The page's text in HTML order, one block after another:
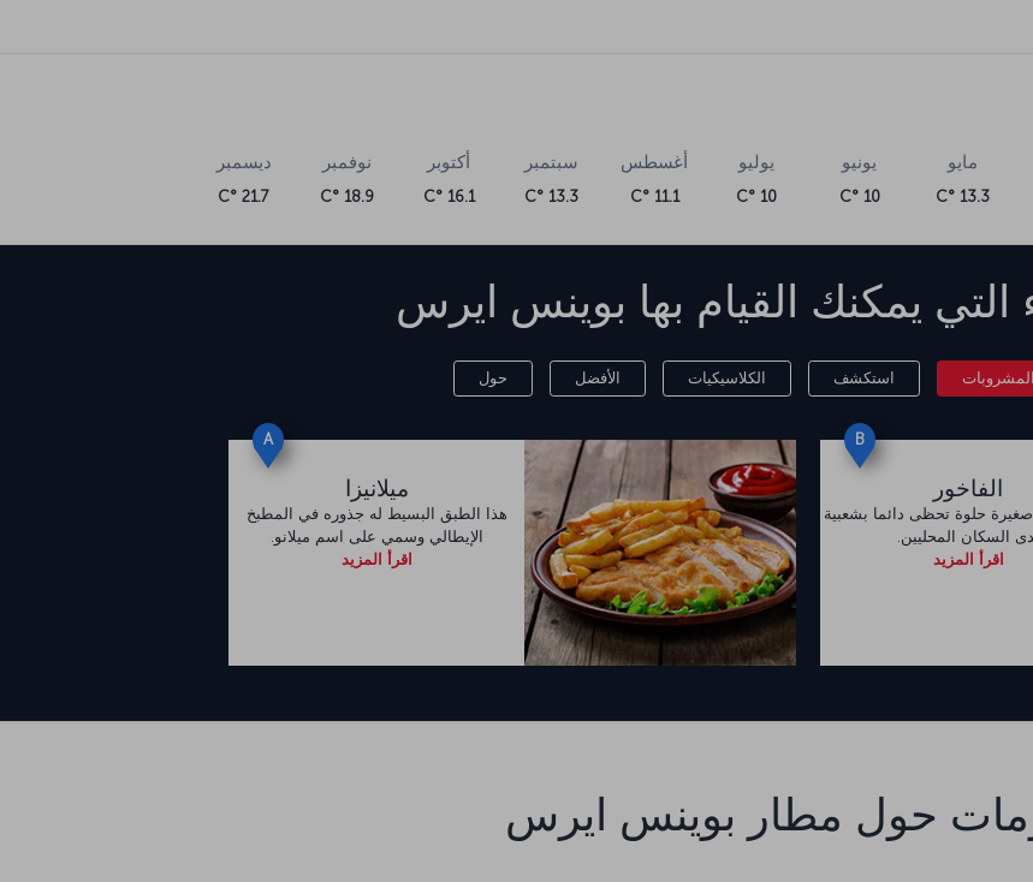
مايو
13.3 °C
يونيو
10 °C
يوليو
10 °C
أغسطس
11.1 °C
سبتمبر
13.3 °C
أكتوبر
16.1 °C
نوفمبر
18.9 °C
ديسمبر
21.7 °C
التي يمكنك القيام بها بوينس ايرس
استكشف الكلاسيكيات الأفضل حول
B
الفاخور
حلوة تحظى دائما بشعبية
السكان المحليين.
اقرأ المزيد
A
ميلانيزا
هذا الطبق البسيط له جذوره في المطبخ
الإيطالي وسمي على اسم ميلانو.
اقرأ المزيد
حول مطار بوينس ايرس